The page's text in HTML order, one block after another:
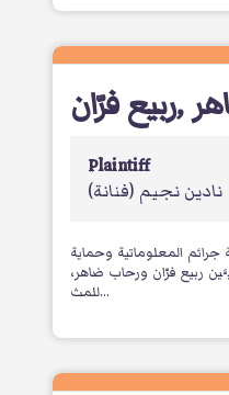
ربيع فرّان,
Plaintiff
نادين نجيم (فنانة)
المعلوماتية وحماية
ربيع فرّان ورحاب ضاهر،
للمث...